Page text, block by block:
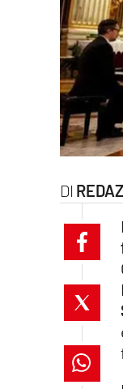
ilvibonese.it
catanzarochannel.it
lacapitalenews.it